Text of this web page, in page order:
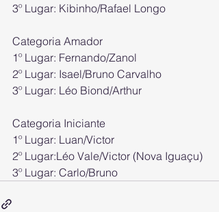
3º Lugar: Kibinho/Rafael Longo
Categoria Amador
1º Lugar: Fernando/Zanol
2º Lugar: Isael/Bruno Carvalho
3º Lugar: Léo Biond/Arthur
Categoria Iniciante
1º Lugar: Luan/Victor
2º Lugar:Léo Vale/Victor (Nova Iguaçu)
3º Lugar: Carlo/Bruno